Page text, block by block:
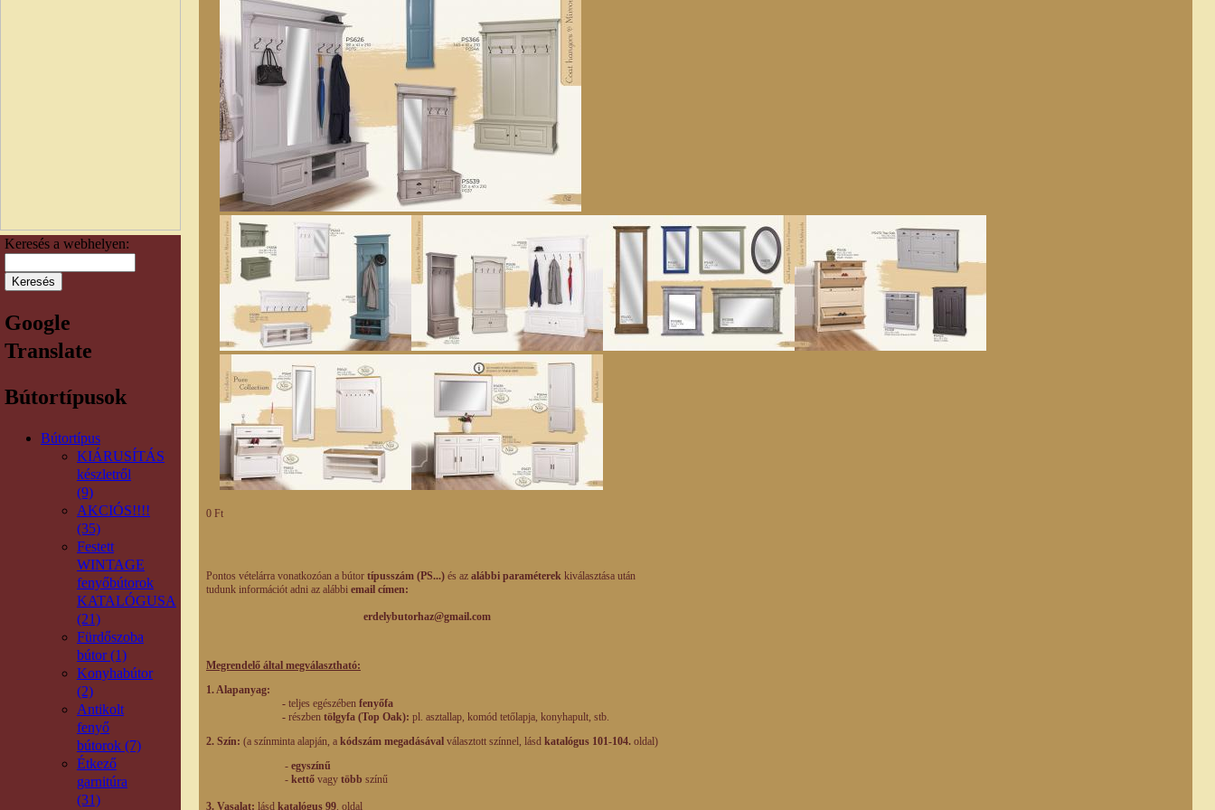
Keresés a webhelyen:
Google
Translate
Bútortípusok
Bútortípus
KIÁRUSÍTÁS
készletről
(9)
AKCIÓS!!!!
(35)
Festett
WINTAGE
fenyőbútorok
KATALÓGUSA
(21)
Fürdőszoba
bútor (1)
Konyhabútor
(2)
Antikolt
fenyő
bútorok (7)
Étkező
garnitúra
(31)
0 Ft
Pontos vételárra vonatkozóan a bútor típusszám (PS...) és az alábbi paraméterek kiválasztása után
tudunk információt adni az alábbi email címen:
erdelybutorhaz@gmail.com
Megrendelő által megválasztható:
1. Alapanyag:
- teljes egészében fenyőfa
- részben tölgyfa (Top Oak): pl. asztallap, komód tetőlapja, konyhapult, stb.
2. Szín: (a színminta alapján, a kódszám megadásával választott színnel, lásd katalógus 101-104. oldal)
- egyszínű
- kettő vagy több színű
3. Vasalat: lásd katalógus 99. oldal